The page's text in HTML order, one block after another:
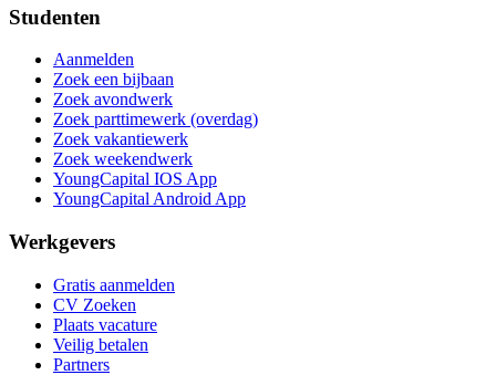
Studenten
Aanmelden
Zoek een bijbaan
Zoek avondwerk
Zoek parttimewerk (overdag)
Zoek vakantiewerk
Zoek weekendwerk
YoungCapital IOS App
YoungCapital Android App
Werkgevers
Gratis aanmelden
CV Zoeken
Plaats vacature
Veilig betalen
Partners